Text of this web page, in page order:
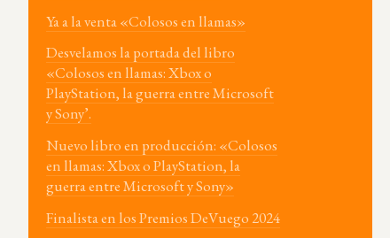
Ya a la venta «Colosos en llamas»
Desvelamos la portada del libro
«Colosos en llamas: Xbox o
PlayStation, la guerra entre Microsoft
y Sony’.
Nuevo libro en producción: «Colosos
en llamas: Xbox o PlayStation, la
guerra entre Microsoft y Sony»
Finalista en los Premios DeVuego 2024